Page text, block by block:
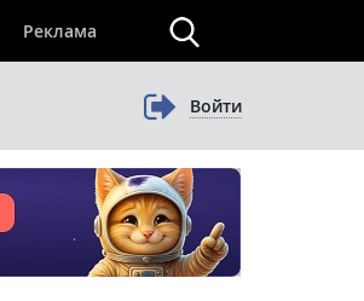
Реклама
Войти